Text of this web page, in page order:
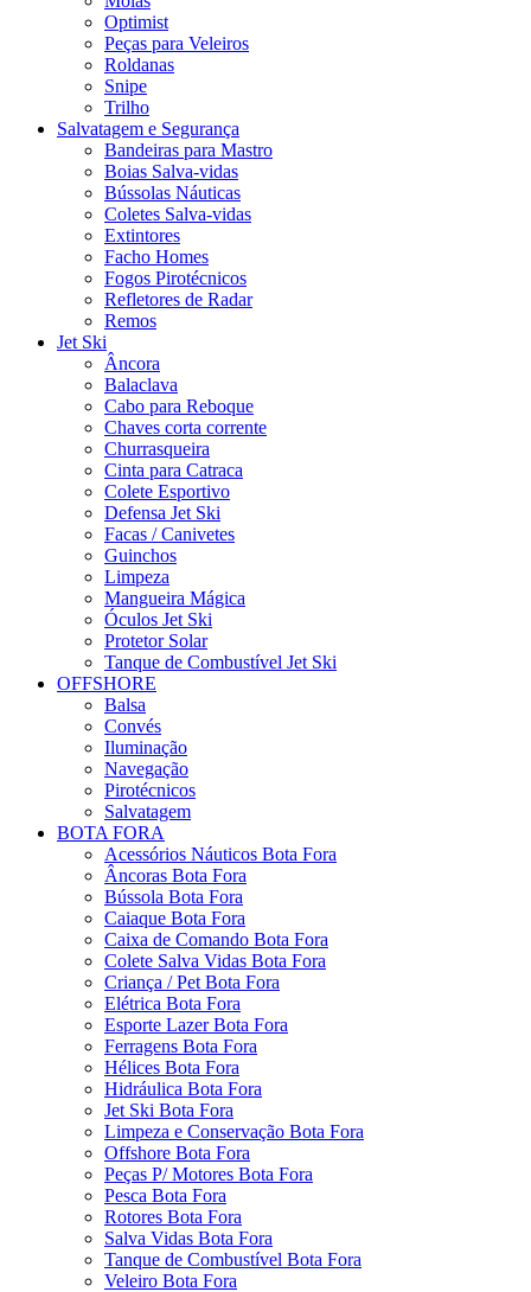
Optimist
Peças para Veleiros
Roldanas
Snipe
Trilho
Salvatagem e Segurança
Bandeiras para Mastro
Boias Salva-vidas
Bússolas Náuticas
Coletes Salva-vidas
Extintores
Facho Homes
Fogos Pirotécnicos
Refletores de Radar
Remos
Jet Ski
Âncora
Balaclava
Cabo para Reboque
Chaves corta corrente
Churrasqueira
Cinta para Catraca
Colete Esportivo
Defensa Jet Ski
Facas / Canivetes
Guinchos
Limpeza
Mangueira Mágica
Óculos Jet Ski
Protetor Solar
Tanque de Combustível Jet Ski
OFFSHORE
Balsa
Convés
Iluminação
Navegação
Pirotécnicos
Salvatagem
BOTA FORA
Acessórios Náuticos Bota Fora
Âncoras Bota Fora
Bússola Bota Fora
Caiaque Bota Fora
Caixa de Comando Bota Fora
Colete Salva Vidas Bota Fora
Criança / Pet Bota Fora
Elétrica Bota Fora
Esporte Lazer Bota Fora
Ferragens Bota Fora
Hélices Bota Fora
Hidráulica Bota Fora
Jet Ski Bota Fora
Limpeza e Conservação Bota Fora
Offshore Bota Fora
Peças P/ Motores Bota Fora
Pesca Bota Fora
Rotores Bota Fora
Salva Vidas Bota Fora
Tanque de Combustível Bota Fora
Veleiro Bota Fora